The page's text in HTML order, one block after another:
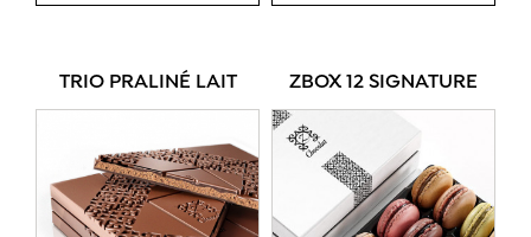
TRIO PRALINÉ LAIT ZBOX 12 SIGNATURE